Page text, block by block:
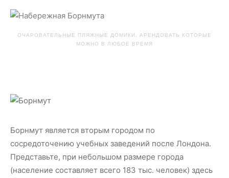
ОЧАРОВАТЕЛЬНЫЕ ПЛЯЖНЫЕ ДОМИКИ, АРЕНДОВАТЬ КОТОРЫЕ
МОЖНО В ЛЮБОЕ ВРЕМЯ
Борнмут является вторым городом по
сосредоточению учебных заведений после Лондона.
Представьте, при небольшом размере города
(население составляет всего 183 тыс. человек) здесь